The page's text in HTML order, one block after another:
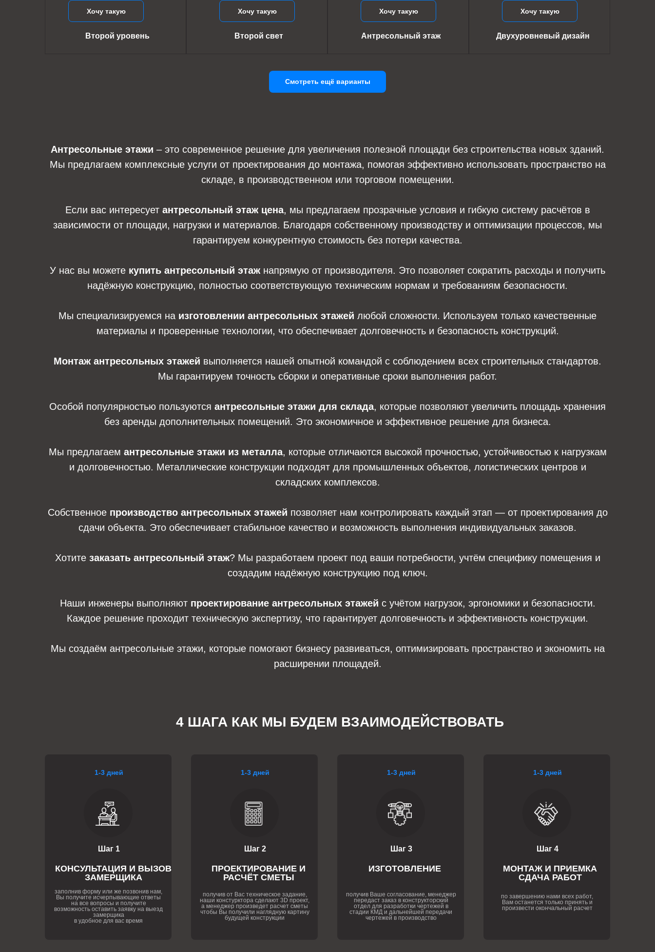
Хочу такую
Двухуровневый дизайн
Хочу такую
Антресольный этаж
Хочу такую
Второй свет
Хочу такую
Второй уровень
Смотреть ещё варианты
Антресольные этажи – это современное решение для увеличения полезной площади без строительства новых зданий.
Мы предлагаем комплексные услуги от проектирования до монтажа, помогая эффективно использовать пространство на
складе, в производственном или торговом помещении.
Если вас интересует антресольный этаж цена, мы предлагаем прозрачные условия и гибкую систему расчётов в
зависимости от площади, нагрузки и материалов. Благодаря собственному производству и оптимизации процессов, мы
гарантируем конкурентную стоимость без потери качества.
У нас вы можете купить антресольный этаж напрямую от производителя. Это позволяет сократить расходы и получить
надёжную конструкцию, полностью соответствующую техническим нормам и требованиям безопасности.
Мы специализируемся на изготовлении антресольных этажей любой сложности. Используем только качественные
материалы и проверенные технологии, что обеспечивает долговечность и безопасность конструкций.
Монтаж антресольных этажей выполняется нашей опытной командой с соблюдением всех строительных стандартов.
Мы гарантируем точность сборки и оперативные сроки выполнения работ.
Особой популярностью пользуются антресольные этажи для склада, которые позволяют увеличить площадь хранения
без аренды дополнительных помещений. Это экономичное и эффективное решение для бизнеса.
Мы предлагаем антресольные этажи из металла, которые отличаются высокой прочностью, устойчивостью к нагрузкам
и долговечностью. Металлические конструкции подходят для промышленных объектов, логистических центров и
складских комплексов.
Собственное производство антресольных этажей позволяет нам контролировать каждый этап — от проектирования до
сдачи объекта. Это обеспечивает стабильное качество и возможность выполнения индивидуальных заказов.
Хотите заказать антресольный этаж? Мы разработаем проект под ваши потребности, учтём специфику помещения и
создадим надёжную конструкцию под ключ.
Наши инженеры выполняют проектирование антресольных этажей с учётом нагрузок, эргономики и безопасности.
Каждое решение проходит техническую экспертизу, что гарантирует долговечность и эффективность конструкции.
Мы создаём антресольные этажи, которые помогают бизнесу развиваться, оптимизировать пространство и экономить на
расширении площадей.
4 ШАГА КАК МЫ БУДЕМ ВЗАИМОДЕЙСТВОВАТЬ
1-3 дней
Шаг 4
МОНТАЖ И ПРИЕМКА
СДАЧА РАБОТ
по завершению нами всех работ,
Вам останется только принять и
произвести окончальный расчет
1-3 дней
Шаг 3
ИЗГОТОВЛЕНИЕ
получив Ваше согласование, менеджер
передаст заказ в конструкторский
отдел для разработки чертежей в
стадии КМД и дальнейшей передачи
чертежей в производство
1-3 дней
Шаг 2
ПРОЕКТИРОВАНИЕ И
РАСЧЁТ СМЕТЫ
получив от Вас техническое задание,
наши констурктора сделают 3D проект,
а менеджер произведет расчет сметы
чтобы Вы получили наглядную картину
будущей конструкции
1-3 дней
Шаг 1
КОНСУЛЬТАЦИЯ И ВЫЗОВ
ЗАМЕРЩИКА
заполнив форму или же позвонив нам,
Вы получите исчерпывающие ответы
на все вопросы и получите
возможность оставить заявку на выезд
замерщика
в удобное для вас время